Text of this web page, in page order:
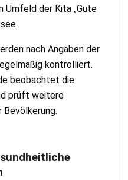
Umfeld der Kita „Gute
nach Angaben der
kontrolliert.
beobachtet die
prüft weitere
Bevölkerung.